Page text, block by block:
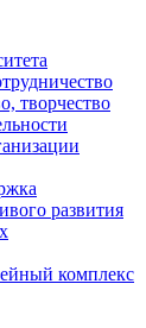
творчество
развития
комплекс